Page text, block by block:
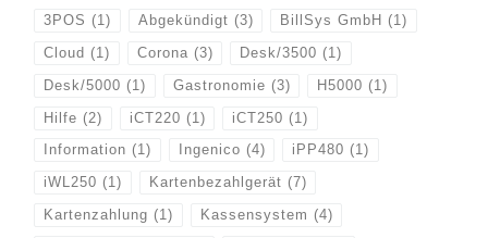
3POS (1) Abgekündigt (3) BillSys GmbH (1)
Cloud (1) Corona (3) Desk/3500 (1)
Desk/5000 (1) Gastronomie (3) H5000 (1)
Hilfe (2) iCT220 (1) iCT250 (1)
Information (1) Ingenico (4) iPP480 (1)
iWL250 (1) Kartenbezahlgerät (7)
Kartenzahlung (1) Kassensystem (4)